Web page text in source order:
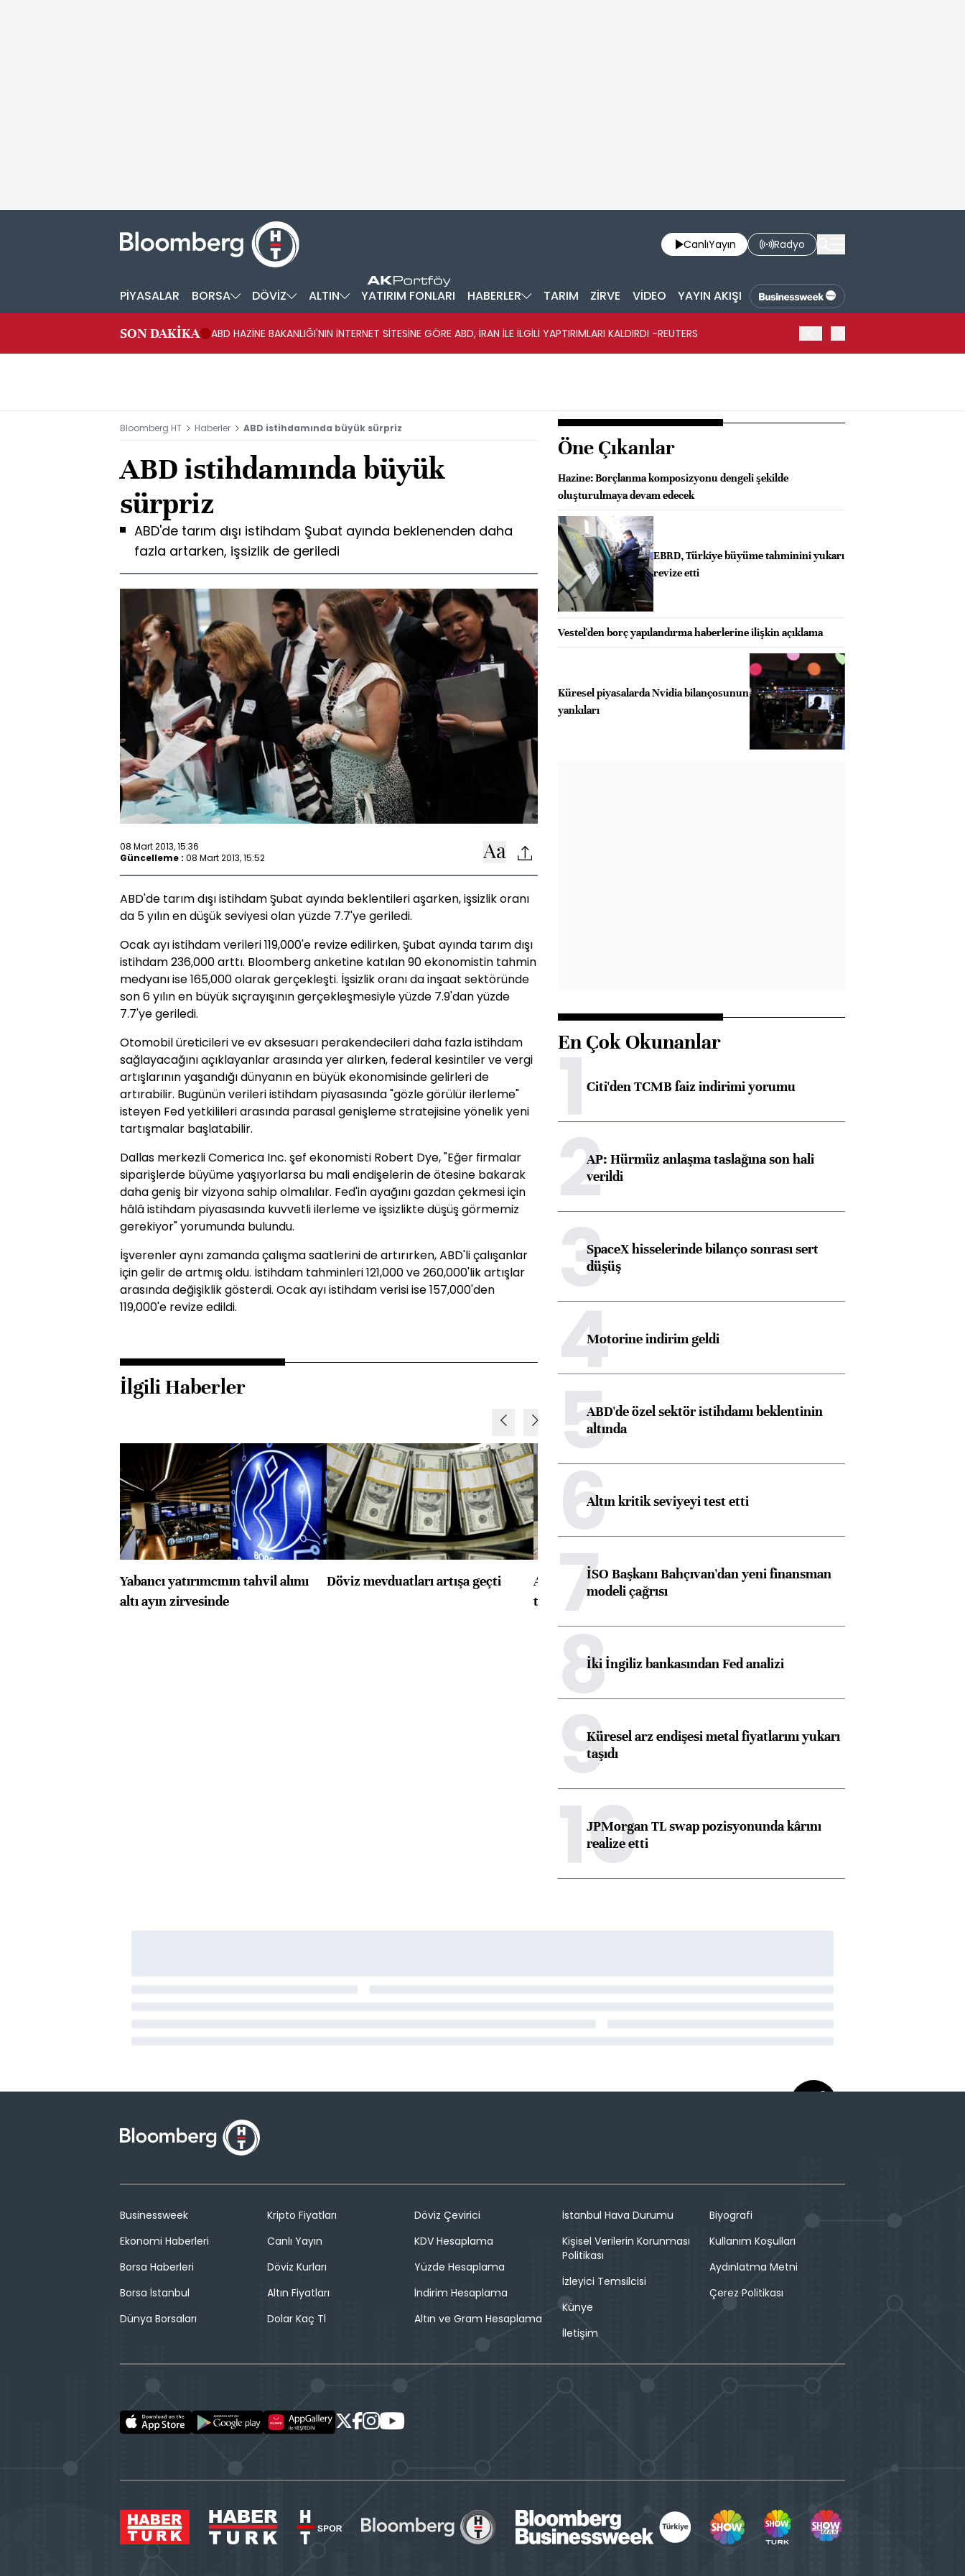
CanlıYayın Radyo
PİYASALAR BORSA DÖVİZ ALTIN YATIRIM FONLARI HABERLER TARIM ZİRVE VİDEO YAYIN AKIŞI
SON DAKİKA ABD HAZİNE BAKANLIĞI'NIN İNTERNET SİTESİNE GÖRE ABD, İRAN İLE İLGİLİ YAPTIRIMLARI KALDIRDI -REUTERS
Bloomberg HT Haberler ABD istihdamında büyük sürpriz
ABD istihdamında büyük
sürpriz
ABD'de tarım dışı istihdam Şubat ayında beklenenden daha
fazla artarken, işsizlik de geriledi
08 Mart 2013, 15:36
Güncelleme : 08 Mart 2013, 15:52
ABD'de tarım dışı istihdam Şubat ayında beklentileri aşarken, işsizlik oranı
da 5 yılın en düşük seviyesi olan yüzde 7.7'ye geriledi.
Ocak ayı istihdam verileri 119,000'e revize edilirken, Şubat ayında tarım dışı
istihdam 236,000 arttı. Bloomberg anketine katılan 90 ekonomistin tahmin
medyanı ise 165,000 olarak gerçekleşti. İşsizlik oranı da inşaat sektöründe
son 6 yılın en büyük sıçrayışının gerçekleşmesiyle yüzde 7.9'dan yüzde
7.7'ye geriledi.
Otomobil üreticileri ve ev aksesuarı perakendecileri daha fazla istihdam
sağlayacağını açıklayanlar arasında yer alırken, federal kesintiler ve vergi
artışlarının yaşandığı dünyanın en büyük ekonomisinde gelirleri de
artırabilir. Bugünün verileri istihdam piyasasında "gözle görülür ilerleme"
isteyen Fed yetkilileri arasında parasal genişleme stratejisine yönelik yeni
tartışmalar başlatabilir.
Dallas merkezli Comerica Inc. şef ekonomisti Robert Dye, "Eğer firmalar
siparişlerde büyüme yaşıyorlarsa bu mali endişelerin de ötesine bakarak
daha geniş bir vizyona sahip olmalılar. Fed'in ayağını gazdan çekmesi için
hâlâ istihdam piyasasında kuvvetli ilerleme ve işsizlikte düşüş görmemiz
gerekiyor" yorumunda bulundu.
İşverenler aynı zamanda çalışma saatlerini de artırırken, ABD'li çalışanlar
için gelir de artmış oldu. İstihdam tahminleri 121,000 ve 260,000'lik artışlar
arasında değişiklik gösterdi. Ocak ayı istihdam verisi ise 157,000'den
119,000'e revize edildi.
İlgili Haberler
Yabancı yatırımcının tahvil alımı
altı ayın zirvesinde
Döviz mevduatları artışa geçti
ABD'de konut başlangıçları
toparlandı
Almanya, Commerzbank
görüşmelere hazırlanıyor
Öne Çıkanlar
Hazine: Borçlanma komposizyonu dengeli şekilde
oluşturulmaya devam edecek
EBRD, Türkiye büyüme tahminini yukarı
revize etti
Vestel'den borç yapılandırma haberlerine ilişkin açıklama
Küresel piyasalarda Nvidia bilançosunun
yankıları
En Çok Okunanlar
1Citi'den TCMB faiz indirimi yorumu
2AP: Hürmüz anlaşma taslağına son hali
verildi
3SpaceX hisselerinde bilanço sonrası sert
düşüş
4Motorine indirim geldi
5ABD'de özel sektör istihdamı beklentinin
altında
6Altın kritik seviyeyi test etti
7İSO Başkanı Bahçıvan'dan yeni finansman
modeli çağrısı
8İki İngiliz bankasından Fed analizi
9Küresel arz endişesi metal fiyatlarını yukarı
taşıdı
10
JPMorgan TL swap pozisyonunda kârını
realize etti
Businessweek
Ekonomi Haberleri
Borsa Haberleri
Borsa İstanbul
Dünya Borsaları
Kripto Fiyatları
Canlı Yayın
Döviz Kurları
Altın Fiyatları
Dolar Kaç Tl
Döviz Çevirici
KDV Hesaplama
Yüzde Hesaplama
İndirim Hesaplama
Altın ve Gram Hesaplama
İstanbul Hava Durumu
Kişisel Verilerin Korunması
Politikası
İzleyici Temsilcisi
Künye
İletişim
Biyografi
Kullanım Koşulları
Aydınlatma Metni
Çerez Politikası